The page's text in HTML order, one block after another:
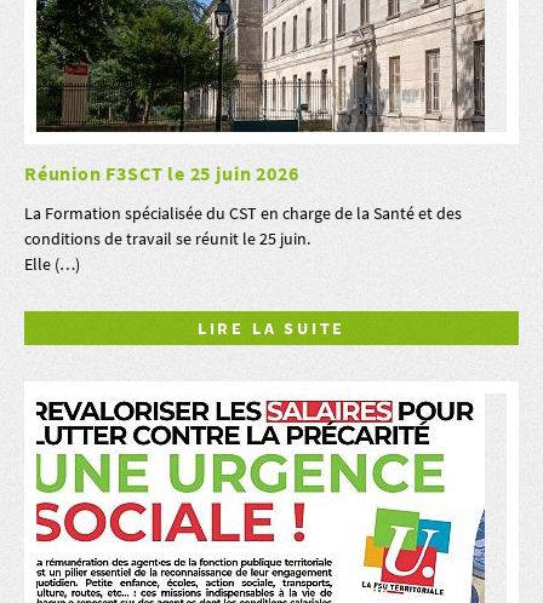
Réunion F3SCT le 25 juin 2026
La Formation spécialisée du CST en charge de la Santé et des
conditions de travail se réunit le 25 juin.
Elle (…)
LIRE LA SUITE